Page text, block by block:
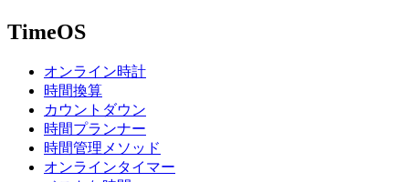
TimeOS
オンライン時計
時間換算
カウントダウン
時間プランナー
時間管理メソッド
オンラインタイマー